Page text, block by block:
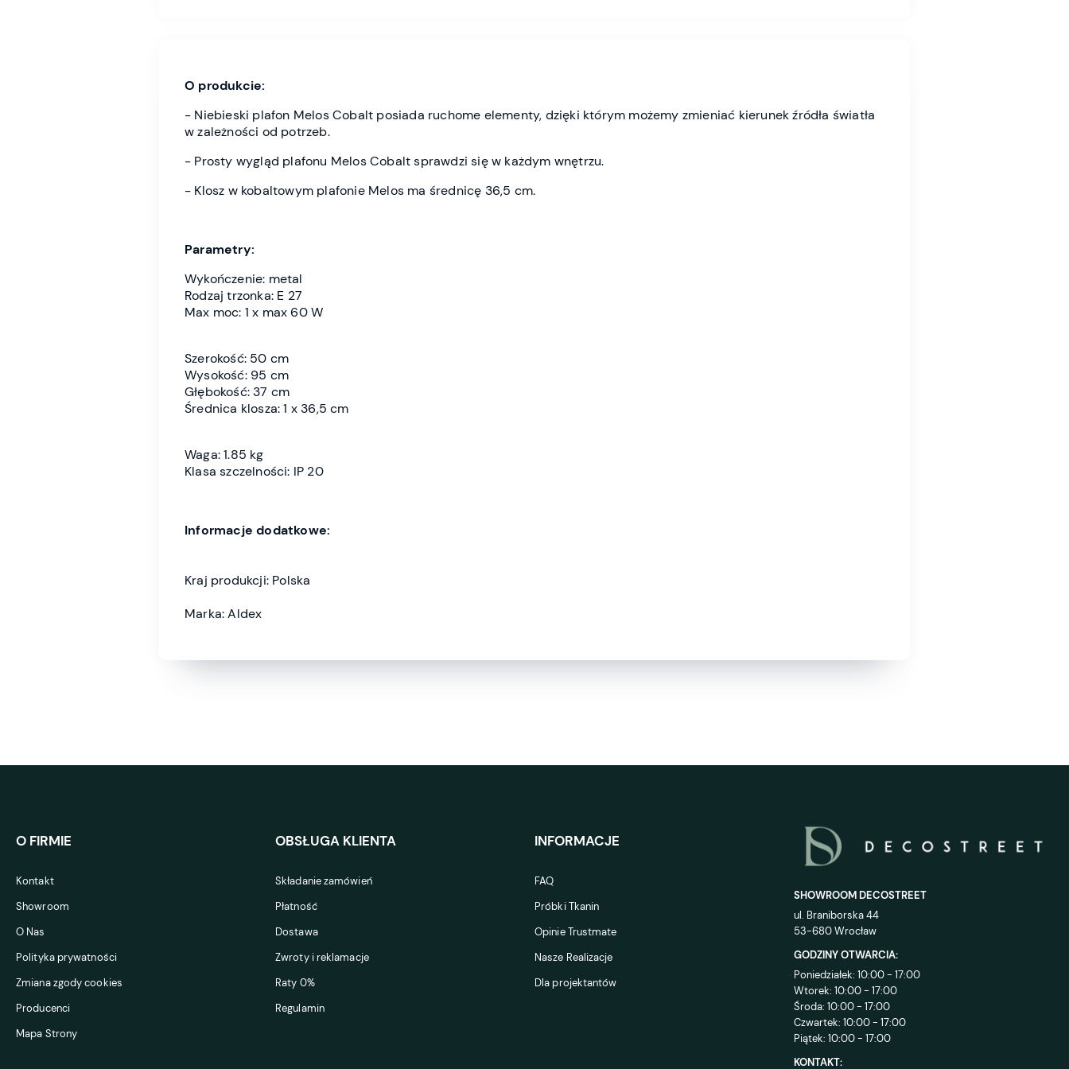
O produkcie:
- Niebieski plafon Melos Cobalt posiada ruchome elementy, dzięki którym możemy zmieniać kierunek źródła światła
w zależności od potrzeb.
- Prosty wygląd plafonu Melos Cobalt sprawdzi się w każdym wnętrzu.
- Klosz w kobaltowym plafonie Melos ma średnicę 36,5 cm.
Parametry:
Wykończenie: metal
Rodzaj trzonka: E 27
Max moc: 1 x max 60 W
Szerokość: 50 cm
Wysokość: 95 cm
Głębokość: 37 cm
Średnica klosza: 1 x 36,5 cm
Waga: 1.85 kg
Klasa szczelności: IP 20
Informacje dodatkowe:
Kraj produkcji: Polska
Marka: Aldex
O FIRMIE
Kontakt
Showroom
O Nas
Polityka prywatności
Zmiana zgody cookies
Producenci
Mapa Strony
OBSŁUGA KLIENTA
Składanie zamówień
Płatność
Dostawa
Zwroty i reklamacje
Raty 0%
Regulamin
INFORMACJE
FAQ
Próbki Tkanin
Opinie Trustmate
Nasze Realizacje
Dla projektantów
SHOWROOM DECOSTREET
ul. Braniborska 44
53-680 Wrocław
GODZINY OTWARCIA:
Poniedziałek: 10:00 - 17:00
Wtorek: 10:00 - 17:00
Środa: 10:00 - 17:00
Czwartek: 10:00 - 17:00
Piątek: 10:00 - 17:00
KONTAKT: